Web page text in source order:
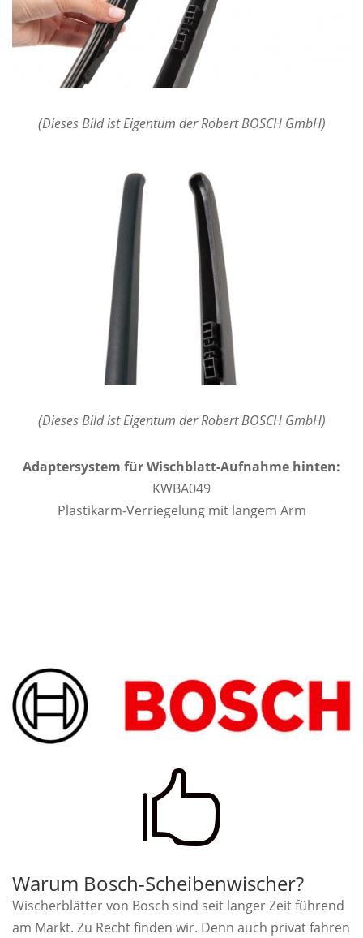
(Dieses Bild ist Eigentum der Robert BOSCH GmbH)
(Dieses Bild ist Eigentum der Robert BOSCH GmbH)
Adaptersystem für Wischblatt-Aufnahme hinten:
KWBA049
Plastikarm-Verriegelung mit langem Arm

Warum Bosch-Scheibenwischer?
Wischerblätter von Bosch sind seit langer Zeit führend
am Markt. Zu Recht finden wir. Denn auch privat fahren